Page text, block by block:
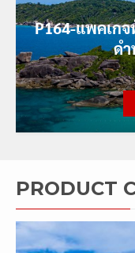
P164-แพคเก
ด
PRODUCT